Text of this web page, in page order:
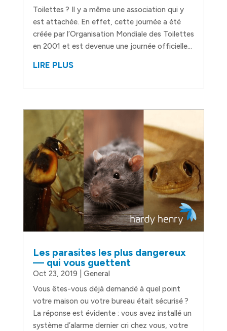
Toilettes ? Il y a même une association qui y
est attachée. En effet, cette journée a été
créée par l’Organisation Mondiale des Toilettes
en 2001 et est devenue une journée officielle...
LIRE PLUS
Les parasites les plus dangereux
— qui vous guettent
Oct 23, 2019
General
Vous êtes-vous déjà demandé à quel point
votre maison ou votre bureau était sécurisé ?
La réponse est évidente : vous avez installé un
système d’alarme dernier cri chez vous, votre